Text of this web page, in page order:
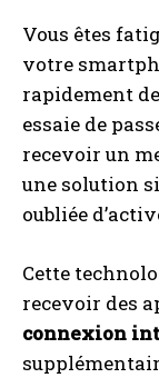
Vous êtes
votre
rapidement
essaie de
recevoir un
une solution
oubliée
Cette
recevoir des
connexion